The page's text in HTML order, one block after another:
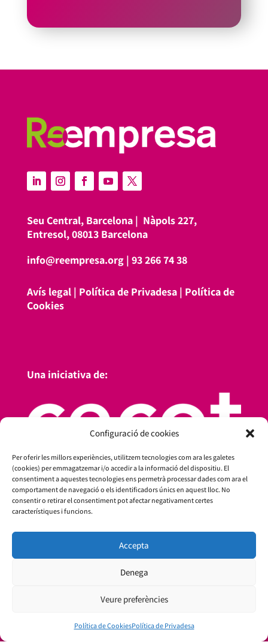
Configuració de cookies
Per oferir les millors experiències, utilitzem tecnologies com ara les galetes
(cookies) per emmagatzemar i/o accedir a la informació del dispositiu. El
consentiment a aquestes tecnologies ens permetrà processar dades com ara el
comportament de navegació o els identificadors únics en aquest lloc. No
consentir o retirar el consentiment pot afectar negativament certes
característiques i funcions.
Accepta
Denega
Veure preferències
Política de CookiesPolítica de Privadesa
Seu Central, Barcelona | Nàpols 227,
Entresol, 08013 Barcelona
info@reempresa.org| 93 266 74 38
Avís legal| Política de Privadesa| Política de
Cookies
Una iniciativa de: